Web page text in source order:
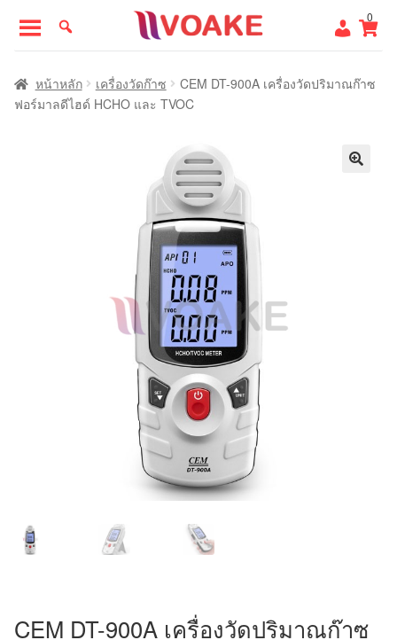
to
navigation
to
content
0
หน้าแรก
หน้าหลัก เครื่องวัดก๊าซ
CEM DT-900A เครื่องวัดปริมาณก๊าซ
ฟอร์มาลดีไฮด์ HCHO และ TVOC
CEM DT-900A เครื่องวัดปริมาณก๊าซ